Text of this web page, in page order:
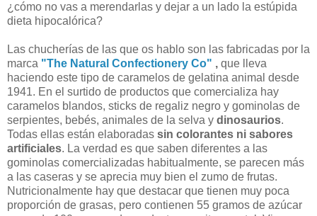
¿cómo no vas a merendarlas y dejar a un lado la estúpida
dieta hipocalórica?
Las chucherías de las que os hablo son las fabricadas por la
marca "The Natural Confectionery Co" , que lleva
haciendo este tipo de caramelos de gelatina animal desde
1941. En el surtido de productos que comercializa hay
caramelos blandos, sticks de regaliz negro y gominolas de
serpientes, bebés, animales de la selva y dinosaurios.
Todas ellas están elaboradas sin colorantes ni sabores
artificiales. La verdad es que saben diferentes a las
gominolas comercializadas habitualmente, se parecen más
a las caseras y se aprecia muy bien el zumo de frutas.
Nutricionalmente hay que destacar que tienen muy poca
proporción de grasas, pero contienen 55 gramos de azúcar